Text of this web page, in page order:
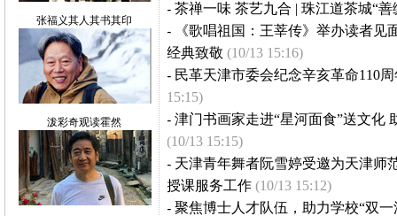
张福义其人其书其印
泼彩奇观读霍然
-茶禅一味 茶艺九合 | 珠江道茶城“善
-
《歌唱祖国：王莘传》举办读者
经典致敬 (10/13 15:16)
- 民革天津市委会纪念辛亥革命110
15:15)
-津门书画家走进“星河面食”送文化
(10/13 15:15)
- 天津青年舞者阮雪婷受邀为天津师
授课服务工作 (10/13 15:12)
-聚焦博士人才队伍，助力学校“双